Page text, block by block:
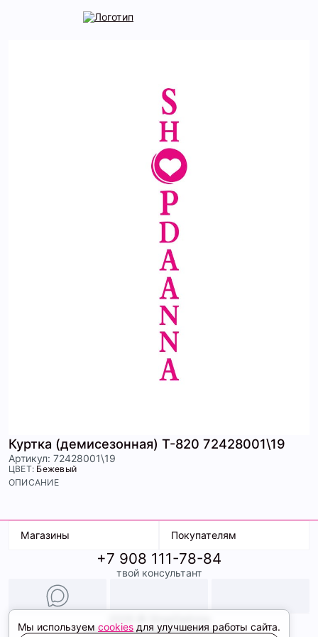
Куртка (демисезонная) Т-820 72428001\19
Артикул: 72428001\19
ЦВЕТ: Бежевый
ОПИСАНИЕ
Магазины
ТК Терминал
ТРК Континент
Покупателям
Доставка
Условия оплаты
Образы
+7 908 111-78-84
твой консультант
Политика конфиденциальности
Мы используем cookies для улучшения работы сайта.